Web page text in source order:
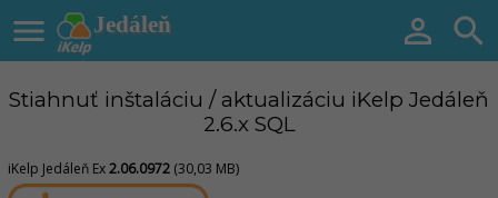
Jedáleň
  
Stiahnuť inštaláciu / aktualizáciu iKelp Jedáleň
2.6.x SQL
iKelp Jedáleň Ex2.06.0972 (30,03 MB)